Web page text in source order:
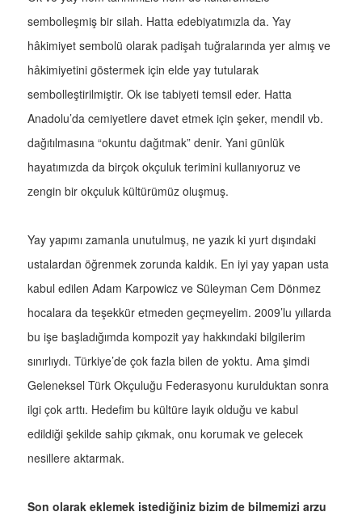
sembolleşmiş bir silah. Hatta edebiyatımızla da. Yay
hâkimiyet sembolü olarak padişah tuğralarında yer almış ve
hâkimiyetini göstermek için elde yay tutularak
sembolleştirilmiştir. Ok ise tabiyeti temsil eder. Hatta
Anadolu’da cemiyetlere davet etmek için şeker, mendil vb.
dağıtılmasına “okuntu dağıtmak” denir. Yani günlük
hayatımızda da birçok okçuluk terimini kullanıyoruz ve
zengin bir okçuluk kültürümüz oluşmuş.
Yay yapımı zamanla unutulmuş, ne yazık ki yurt dışındaki
ustalardan öğrenmek zorunda kaldık. En iyi yay yapan usta
kabul edilen Adam Karpowicz ve Süleyman Cem Dönmez
hocalara da teşekkür etmeden geçmeyelim. 2009’lu yıllarda
bu işe başladığımda kompozit yay hakkındaki bilgilerim
sınırlıydı. Türkiye’de çok fazla bilen de yoktu. Ama şimdi
Geleneksel Türk Okçuluğu Federasyonu kurulduktan sonra
ilgi çok arttı. Hedefim bu kültüre layık olduğu ve kabul
edildiği şekilde sahip çıkmak, onu korumak ve gelecek
nesillere aktarmak.
Son olarak eklemek istediğiniz bizim de bilmemizi arzu